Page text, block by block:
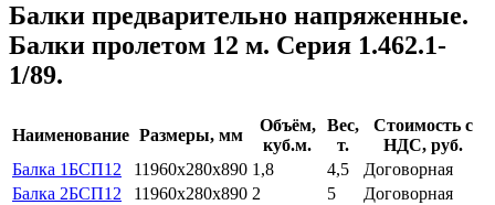
Балки предварительно напряженные.
Балки пролетом 12 м. Серия 1.462.1-
1/89.
Наименование Размеры, мм
Объём,
куб.м.
Вес,
т.
Стоимость с
НДС, руб.
Балка 1БСП12
11960х280х890 1,8 4,5
Договорная
Балка 2БСП12
11960х280х890 2 5
Договорная